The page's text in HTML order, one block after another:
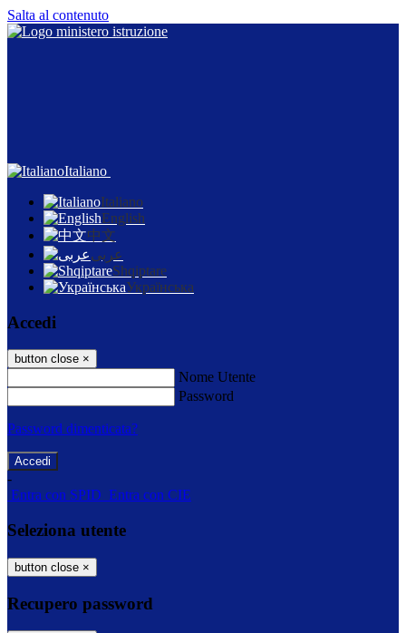
Salta al contenuto
Italiano
Italiano
English
中文
عربى
Shqiptare
Українська
Accedi
button close ×
Nome Utente
Password
Password dimenticata?
-
Entra con SPID Entra con CIE
Seleziona utente
button close ×
Recupero password